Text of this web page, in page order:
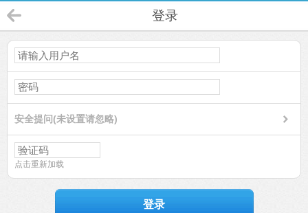
登录
安全提问(未设置请忽略)
点击重新加载
登录